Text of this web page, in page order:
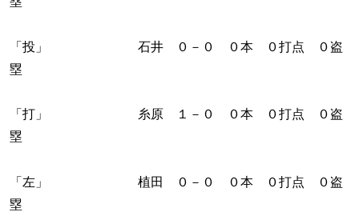
「投」 石井 ０－０ ０本 ０打点 ０盗
塁
「打」 糸原 １－０ ０本 ０打点 ０盗
塁
「左」 植田 ０－０ ０本 ０打点 ０盗
塁